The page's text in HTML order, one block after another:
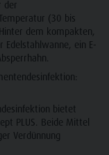
der
(30 bis
dem kompakten,
Edelstahlwanne, ein E-
bietet
PLUS. Beide Mittel
Verdünnung